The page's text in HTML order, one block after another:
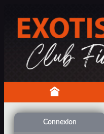
Connexion